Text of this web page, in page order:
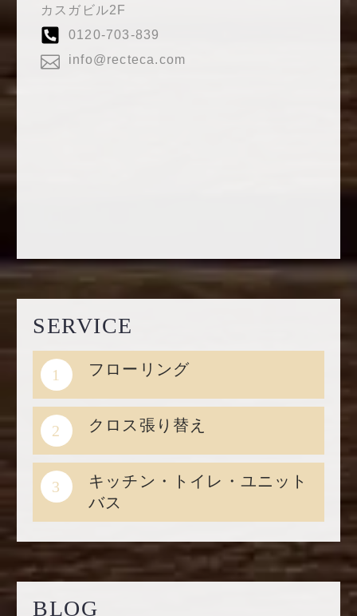
カスガビル2F
0120-703-839
info@recteca.com
SERVICE
1 フローリング
2 クロス張り替え
3
キッチン・トイレ・ユニット
バス
BLOG